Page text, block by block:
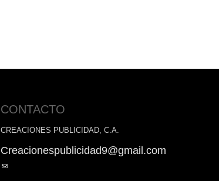
CONTACTO
CREACIONES PUBLICIDAD, C.A.
Creacionespublicidad9@gmail.com
(link